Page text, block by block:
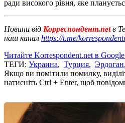
ради високого рівня, яке
Новини від Корреспондент.netв
наш канал https://t.me/
Читайте Korrespondent.net в
ТЕГИ: Украина, Турция, Эрдоган
Якщо ви помітили помилку,
натисніть Ctrl + Enter, щоб